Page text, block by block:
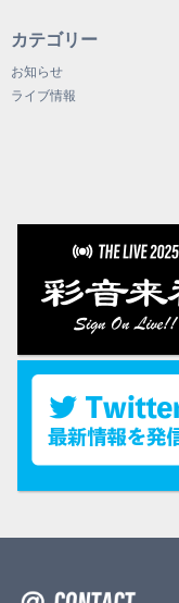
カテゴリー
お知らせ
ライブ情報